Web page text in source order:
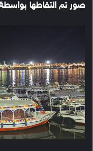
صور تم التقاطها بواسطة